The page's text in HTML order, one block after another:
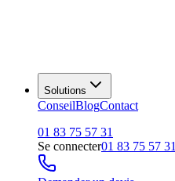
Solutions
ConseilBlogContact
01 83 75 57 31
Se connecter01 83 75 57 31